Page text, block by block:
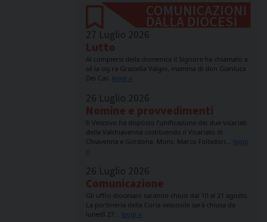
COMUNICAZIONI
DALLA DIOCESI
27 Luglio 2026
Lutto
Al compiersi della domenica il Signore ha chiamato a
sé la sig.ra Graziella Valgoi, mamma di don Gianluca
Dei Cas. leggi »
26 Luglio 2026
Nomine e provvedimenti
Il Vescovo ha disposto l’unificazione dei due vicariati
della Valchiavenna costituendo il Vicariato di
Chiavenna e Gordona. Mons. Marco Folladori… leggi
»
26 Luglio 2026
Comunicazione
Gli uffici diocesani saranno chiusi dal 10 al 21 agosto.
La portineria della Curia vescovile sarà chiusa da
lunedì 27… leggi »